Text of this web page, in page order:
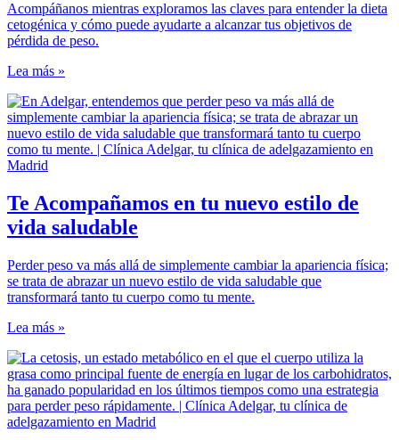
Acompáñanos mientras exploramos las claves para entender la dieta
cetogénica y cómo puede ayudarte a alcanzar tus objetivos de
pérdida de peso.
Lea más »
Te Acompañamos en tu nuevo estilo de
vida saludable
Perder peso va más allá de simplemente cambiar la apariencia física;
se trata de abrazar un nuevo estilo de vida saludable que
transformará tanto tu cuerpo como tu mente.
Lea más »